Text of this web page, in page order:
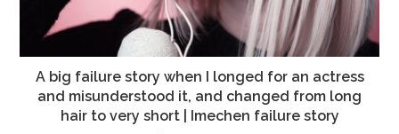
A big failure story when I longed for an actress
and misunderstood it, and changed from long
hair to very short | Imechen failure story